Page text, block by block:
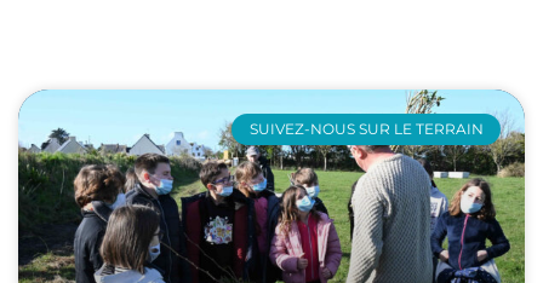
SUIVEZ-NOUS SUR LE TERRAIN